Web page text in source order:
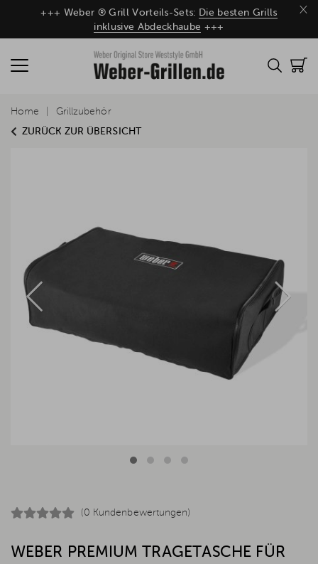
×
+++ Weber ® Grill Vorteils-Sets: Die besten Grills
inklusive Abdeckhaube +++
ZURÜCK ZUR ÜBERSICHT
Home Grillzubehör
(0 Kundenbewertungen)
WEBER PREMIUM TRAGETASCHE FÜR